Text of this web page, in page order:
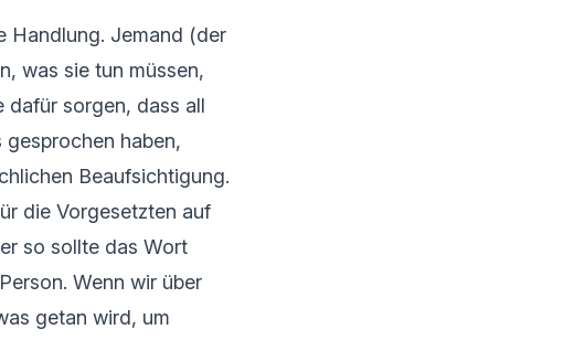
Handlung. Jemand (der
was sie tun müssen,
dafür sorgen, dass all
haben,
Beaufsichtigung.
die Vorgesetzten auf
so sollte das Wort
Wenn wir über
getan wird, um